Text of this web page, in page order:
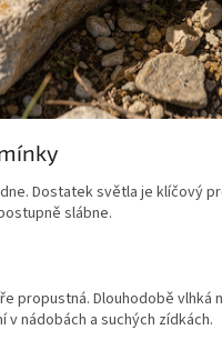
Dostatek světla je klíčový
slábne.
propustná. Dlouhodobě vlhká
nádobách a suchých zídkách.